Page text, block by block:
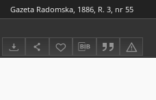
Gazeta Radomska, 1886, R. 3, nr 55